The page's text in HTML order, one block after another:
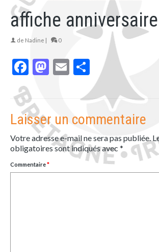
affiche anniversaire
de Nadine 0
Facebook
Mastodon
EmailPartager
Laisser un commentaire
Votre adresse e-mail ne sera pas publiée.
obligatoires sont indiqués avec *
Commentaire*